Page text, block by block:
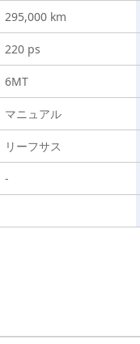
295,000 km
220 ps
6MT
マニュアル
リーフサス
-